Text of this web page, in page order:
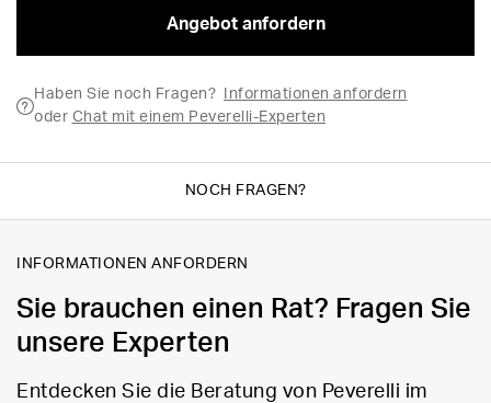
Angebot anfordern
Haben Sie noch Fragen?
Informationen anfordern
oder Chat mit einem Peverelli-Experten
NOCH FRAGEN?
INFORMATIONEN ANFORDERN
Sie brauchen einen Rat? Fragen Sie
unsere Experten
Entdecken Sie die Beratung von Peverelli im